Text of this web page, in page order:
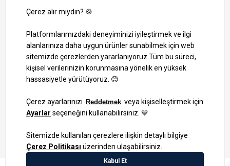
1000 TL ve Üzeri Alışverişlerinizde Kargo Bedava!
Bilgi Toplum Hizmetleri
KVKK Veri İşleme Politikamız
Site Haritası